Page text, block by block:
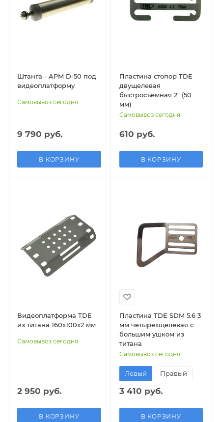
Штанга - APM D-50 под
видеоплатформу
Самовывоз сегодня
9 790 руб.
В КОРЗИНУ
Пластина стопор TDE
двущелевая
быстросъемная 2″ (50
мм)
Самовывоз сегодня
610 руб.
В КОРЗИНУ
Видеоплатформа TDE
из титана 160x100x2 мм
Самовывоз сегодня
2 950 руб.
В КОРЗИНУ
Пластина TDE SDM 5.6 3
мм четырехщелевая с
большим ушком из
титана
Самовывоз сегодня
Левый Правый
3 410 руб.
В КОРЗИНУ